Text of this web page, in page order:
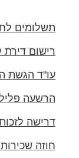
תשלומים
רישום דירת
עו"ד הגשת
הרשעה פלילית –
דרישה לזכות
חוזה שכירות